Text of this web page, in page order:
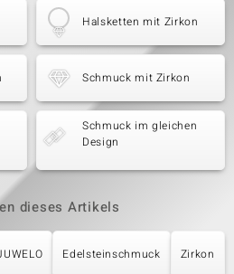
Halsketten mit Zirkon
Schmuck mit Zirkon
Schmuck im gleichen
Design
dieses Artikels
Edelsteinschmuck Zirkon